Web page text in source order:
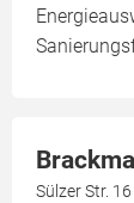
Sülzer Str.